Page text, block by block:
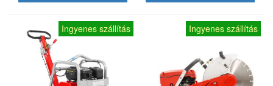
Ingyenes szállítás Ingyenes szállítás